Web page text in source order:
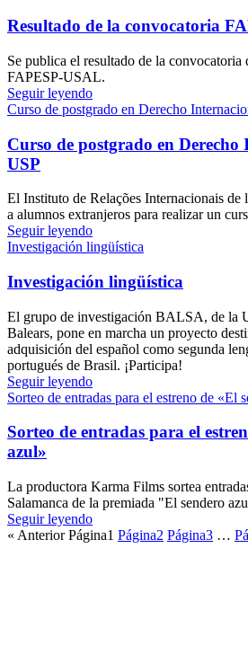
Resultado de la convocatoria
Se publica el resultado de la convocatoria
FAPESP-USAL.
Seguir leyendo
Curso de postgrado en Derecho
Curso de postgrado en Derecho
USP
El Instituto de Relações Internacionais de
a alumnos extranjeros para realizar un
Seguir leyendo
Investigación lingüística
Investigación lingüística
El grupo de investigación BALSA, de la
Balears, pone en marcha un proyecto
adquisición del español como segunda
portugués de Brasil. ¡Participa!
Seguir leyendo
Sorteo de entradas para el estreno de «El
Sorteo de entradas para el
azul»
La productora Karma Films sortea
Salamanca de la premiada "El sendero
Seguir leyendo
« Anterior Página1 Página2 Página3 …